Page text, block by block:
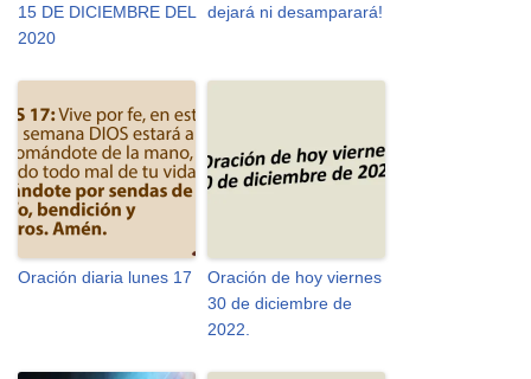
15 DE DICIEMBRE DEL
2020
dejará ni desamparará!
Oración diaria lunes 17
Oración de hoy viernes
30 de diciembre de
2022.